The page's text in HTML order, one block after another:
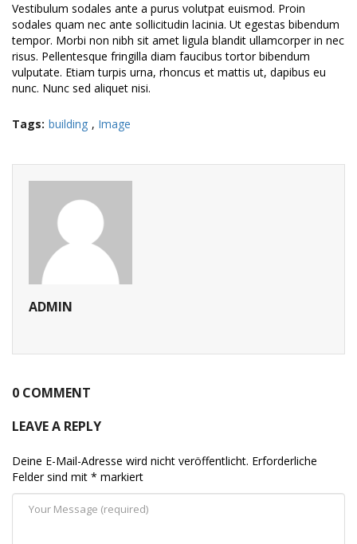
Vestibulum sodales ante a purus volutpat euismod. Proin
sodales quam nec ante sollicitudin lacinia. Ut egestas bibendum
tempor. Morbi non nibh sit amet ligula blandit ullamcorper in nec
risus. Pellentesque fringilla diam faucibus tortor bibendum
vulputate. Etiam turpis urna, rhoncus et mattis ut, dapibus eu
nunc. Nunc sed aliquet nisi.
Tags: building , Image
ADMIN
0 COMMENT
LEAVE A REPLY
Deine E-Mail-Adresse wird nicht veröffentlicht. Erforderliche
Felder sind mit * markiert